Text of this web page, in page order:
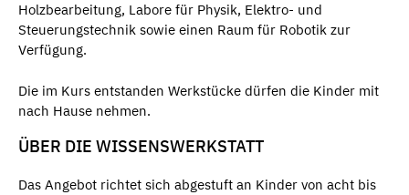
Holzbearbeitung, Labore für Physik, Elektro- und
Steuerungstechnik sowie einen Raum für Robotik zur
Verfügung.
Die im Kurs entstanden Werkstücke dürfen die Kinder mit
nach Hause nehmen.
ÜBER DIE WISSENSWERKSTATT
Das Angebot richtet sich abgestuft an Kinder von acht bis